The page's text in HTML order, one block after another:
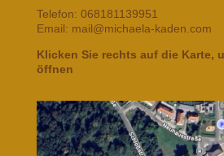
Telefon: 068181139951
Email: mail@michaela-kaden.com
Klicken Sie rechts auf die Karte,
öffnen